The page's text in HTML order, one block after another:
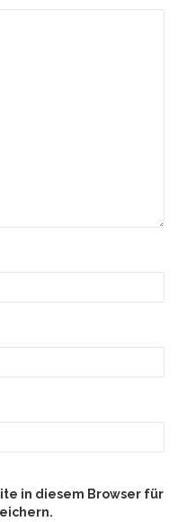
in diesem Browser für